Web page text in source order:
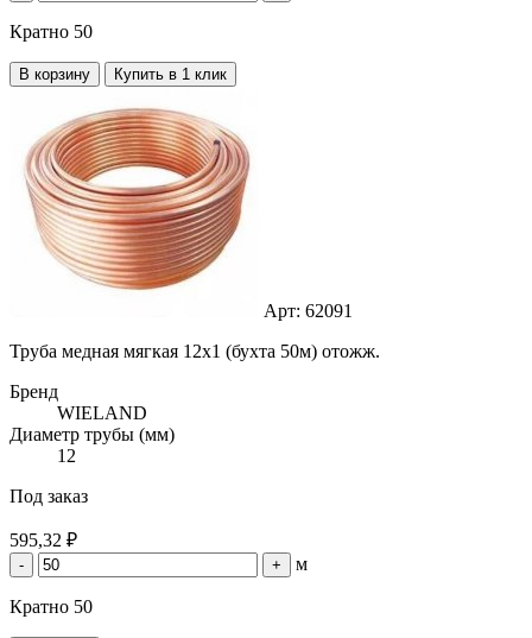
Кратно 50
В корзину Купить в 1 клик
Арт: 62091
Труба медная мягкая 12х1 (бухта 50м) отожж.
Бренд
WIELAND
Диаметр трубы (мм)
12
Под заказ
595,32 ₽
- + м
Кратно 50